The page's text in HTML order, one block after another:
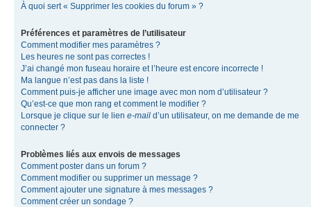
À quoi sert « Supprimer les cookies du forum » ?
Préférences et paramètres de l’utilisateur
Comment modifier mes paramètres ?
Les heures ne sont pas correctes !
J’ai changé mon fuseau horaire et l’heure est encore incorrecte !
Ma langue n’est pas dans la liste !
Comment puis-je afficher une image avec mon nom d’utilisateur ?
Qu’est-ce que mon rang et comment le modifier ?
Lorsque je clique sur le lien e-mail d’un utilisateur, on me demande de me
connecter ?
Problèmes liés aux envois de messages
Comment poster dans un forum ?
Comment modifier ou supprimer un message ?
Comment ajouter une signature à mes messages ?
Comment créer un sondage ?